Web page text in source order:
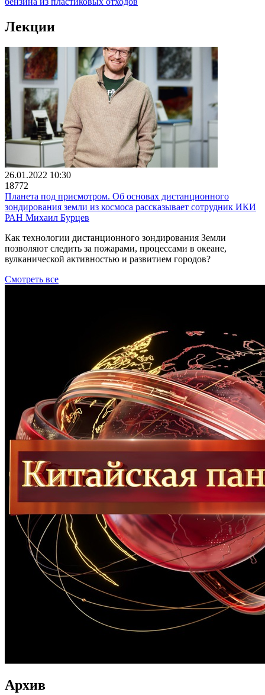
Лекции
26.01.2022 10:30
18772
Планета под присмотром. Об основах дистанционного
зондирования земли из космоса рассказывает сотрудник ИКИ
РАН Михаил Бурцев
Как технологии дистанционного зондирования Земли
позволяют следить за пожарами, процессами в океане,
вулканической активностью и развитием городов?
Смотреть все
Архив